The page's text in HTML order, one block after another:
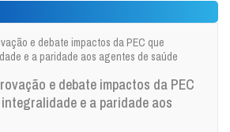
e debate impactos da PEC
e a paridade aos